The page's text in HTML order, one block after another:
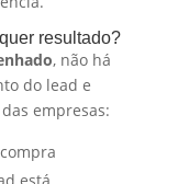
resultado?
, não há
do lead e
empresas:
está